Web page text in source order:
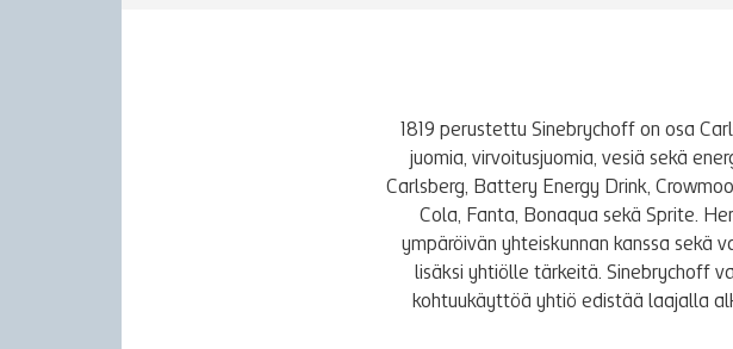
1819 perustettu Sinebrychoff on osa
juomia, virvoitusjuomia, vesiä sekä
Carlsberg, Battery Energy Drink,
Cola, Fanta, Bonaqua sekä Sprite.
ympäröivän yhteiskunnan kanssa sekä
lisäksi yhtiölle tärkeitä. Sinebrychoff
kohtuukäyttöä yhtiö edistää laajalla